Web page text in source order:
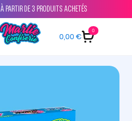
À PARTIR DE 3 PRODUITS ACHETÉS
0,00€
0